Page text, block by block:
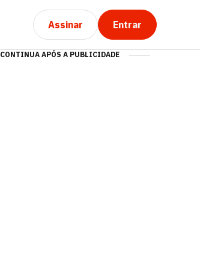
Assinar Entrar
CONTINUA APÓS A PUBLICIDADE